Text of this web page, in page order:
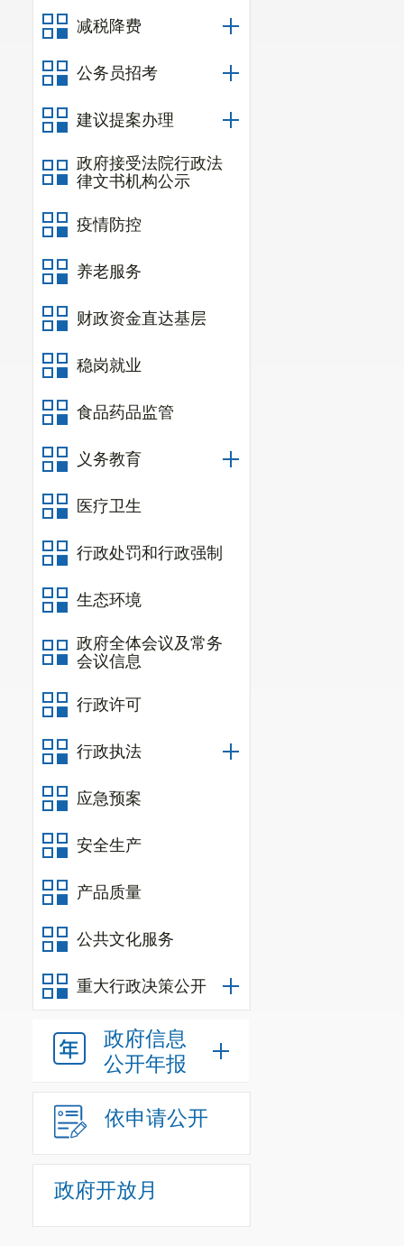
减税降费
公务员招考
建议提案办理
政府接受法院行政法
律文书机构公示
疫情防控
养老服务
财政资金直达基层
稳岗就业
食品药品监管
义务教育
医疗卫生
行政处罚和行政强制
生态环境
政府全体会议及常务
会议信息
行政许可
行政执法
应急预案
安全生产
产品质量
公共文化服务
重大行政决策公开
政府信息
公开年报
依申请公开
政府开放月